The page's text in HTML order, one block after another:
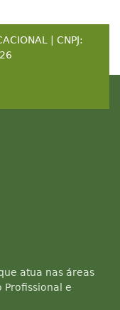
| CNPJ:
atua nas áreas
e